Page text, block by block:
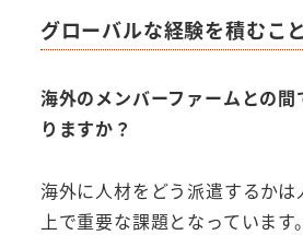
グローバルな経験を積むこ
海外のメンバーファームとの
りますか？
海外に人材をどう派遣するか
上で重要な課題となっています。